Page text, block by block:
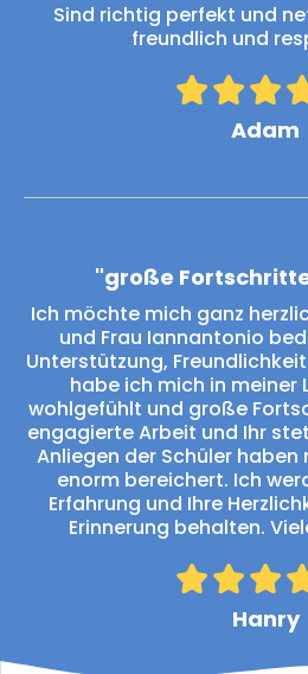
Sind richtig perfekt und
freundlich und
Adam
"große
Ich möchte mich ganz
und Frau Iannantonio
Unterstützung,
habe ich mich in meiner
wohlgefühlt und große
engagierte Arbeit und Ihr
Anliegen der Schüler haben
enorm bereichert. Ich
Erfahrung und Ihre
Erinnerung behalten.
Hanry